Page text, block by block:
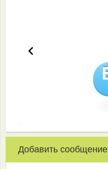
Добавить сообщение